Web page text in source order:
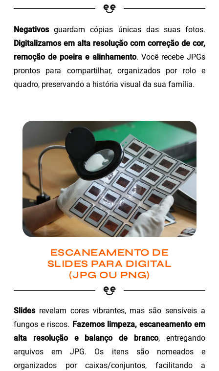
Negativosguardam cópias únicas das suas fotos.
Digitalizamos em alta resolução com correção de cor,
remoção de poeira e alinhamento. Você recebe JPGs
prontos para compartilhar, organizados por rolo e
quadro, preservando a história visual da sua família.
ESCANEAMENTO DE
SLIDES PARA DIGITAL
(JPG OU PNG)
Slidesrevelam cores vibrantes, mas são sensíveis a
fungos e riscos. Fazemos limpeza, escaneamento em
alta resolução e balanço de branco, entregando
arquivos em JPG. Os itens são nomeados e
organizados por caixas/conjuntos, facilitando a